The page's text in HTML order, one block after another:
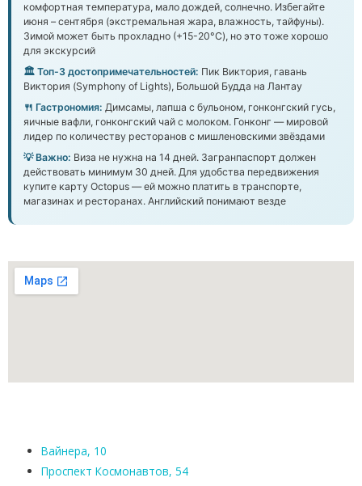
комфортная температура, мало дождей, солнечно. Избегайте
июня – сентября (экстремальная жара, влажность, тайфуны).
Зимой может быть прохладно (+15-20°C), но это тоже хорошо
для экскурсий
🏛️ Топ-3 достопримечательностей: Пик Виктория, гавань
Виктория (Symphony of Lights), Большой Будда на Лантау
🍴 Гастрономия: Димсамы, лапша с бульоном, гонконгский гусь,
яичные вафли, гонконгский чай с молоком. Гонконг — мировой
лидер по количеству ресторанов с мишленовскими звёздами
💡 Важно: Виза не нужна на 14 дней. Загранпаспорт должен
действовать минимум 30 дней. Для удобства передвижения
купите карту Octopus — ей можно платить в транспорте,
магазинах и ресторанах. Английский понимают везде
Вайнера, 10
Проспект Космонавтов, 54